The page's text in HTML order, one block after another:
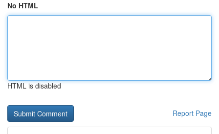
No HTML
HTML is disabled
Report Page